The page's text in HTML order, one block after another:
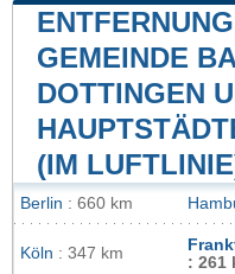
GEMEINDE
DOTTINGEN
(IM
Berlin : 660 km
Köln : 347 km
: 261